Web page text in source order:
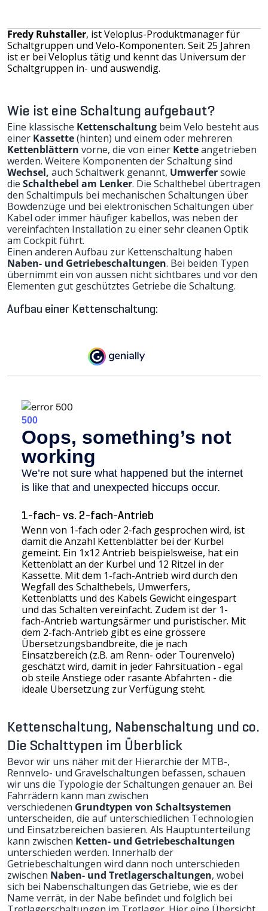
Fredy Ruhstaller, ist Veloplus-Produktmanager für
Schaltgruppen und Velo-Komponenten. Seit 25 Jahren
ist er bei Veloplus tätig und kennt das Universum der
Schaltgruppen in- und auswendig.
Wie ist eine Schaltung aufgebaut?
Eine klassische Kettenschaltung beim Velo besteht aus
einer Kassette(hinten) und einem oder mehreren
Kettenblättern vorne, die von einer Ketteangetrieben
werden. Weitere Komponenten der Schaltung sind
Wechsel, auch Schaltwerk genannt, Umwerfersowie
die Schalthebel am Lenker. Die Schalthebel übertragen
den Schaltimpuls bei mechanischen Schaltungen über
Bowdenzüge und bei elektronischen Schaltungen über
Kabel oder immer häufiger kabellos, was neben der
vereinfachten Installation zu einer sehr cleanen Optik
am Cockpit führt.
Einen anderen Aufbau zur Kettenschaltung haben
Naben- und Getriebeschaltungen. Bei beiden Typen
übernimmt ein von aussen nicht sichtbares und vor den
Elementen gut geschütztes Getriebe die Schaltung.
Aufbau einer Kettenschaltung:
1-fach- vs. 2-fach-Antrieb
Wenn von 1-fach oder 2-fach gesprochen wird, ist
damit die Anzahl Kettenblätter bei der Kurbel
gemeint. Ein 1x12 Antrieb beispielsweise, hat ein
Kettenblatt an der Kurbel und 12 Ritzel in der
Kassette. Mit dem 1-fach-Antrieb wird durch den
Wegfall des Schalthebels, Umwerfers,
Kettenblatts und des Kabels Gewicht eingespart
und das Schalten vereinfacht. Zudem ist der 1-
fach-Antrieb wartungsärmer und puristischer. Mit
dem 2-fach-Antrieb gibt es eine grössere
Übersetzungsbandbreite, die je nach
Einsatzbereich (z.B. am Renn- oder Tourenvelo)
geschätzt wird, damit in jeder Fahrsituation - egal
ob steile Anstiege oder rasante Abfahrten - die
ideale Übersetzung zur Verfügung steht.
Kettenschaltung, Nabenschaltung und co.
Die Schalttypen im Überblick
Bevor wir uns näher mit der Hierarchie der MTB-,
Rennvelo- und Gravelschaltungen befassen, schauen
wir uns die Typologie der Schaltungen genauer an. Bei
Fahrrädern kann man zwischen
verschiedenen Grundtypen von Schaltsystemen
unterscheiden, die auf unterschiedlichen Technologien
und Einsatzbereichen basieren. Als Hauptunterteilung
kann zwischen Ketten- und Getriebeschaltungen
unterschieden werden. Innerhalb der
Getriebeschaltungen wird dann noch unterschieden
zwischen Naben- und Tretlagerschaltungen, wobei
sich bei Nabenschaltungen das Getriebe, wie es der
Name verrät, in der Nabe befindet und folglich bei